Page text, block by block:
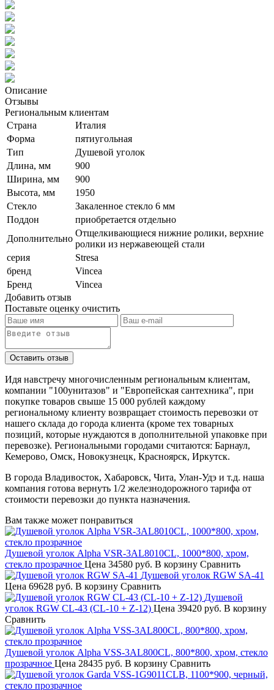
Описание
Отзывы
Региональным клиентам
Страна
Италия
Форма
пятиугольная
Тип
Душевой уголок
Длина, мм
900
Ширина, мм
900
Высота, мм
1950
Стекло
Закаленное стекло 6 мм
Поддон
приобретается отдельно
Дополнительно
Отщелкивающиеся нижние ролики, верхние
ролики из нержавеющей стали
серия
Stresa
бренд
Vincea
Бренд
Vincea
Добавить отзыв
Поставьте оценку очистить
Идя навстречу многочисленным региональным клиентам,
компании "100унитазов" и "Европейская сантехника", при
покупке товаров свыше 15 000 рублей каждому
региональному клиенту возвращает стоимость перевозки от
нашего склада до города клиента (кроме тех товарных
позиций, которые нуждаются в дополнительной упаковке при
перевозке). Региональными городами считаются: Барнаул,
Кемерово, Омск, Новокузнецк, Красноярск, Иркутск.
В города Владивосток, Хабаровск, Чита, Улан-Удэ и т.д. наша
компания готова вернуть 1/2 железнодорожного тарифа от
стоимости перевозки до пункта назначения.
Вам также может понравиться
Душевой уголок Alpha VSR-3AL8010CL, 1000*800, хром,
стекло прозрачное Цена 34580 руб. В корзину Сравнить
Душевой уголок RGW SA-41
Цена 69628 руб. В корзину Сравнить
Душевой
уголок RGW CL-43 (CL-10 + Z-12) Цена 39420 руб. В корзину
Сравнить
Душевой уголок Alpha VSS-3AL800CL, 800*800, хром, стекло
прозрачное Цена 28435 руб. В корзину Сравнить